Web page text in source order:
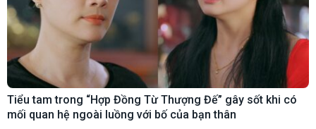
Tiểu tam trong “Hợp Đồng Từ Thượng Đế” gây sốt khi có
mối quan hệ ngoài luồng với bố của bạn thân